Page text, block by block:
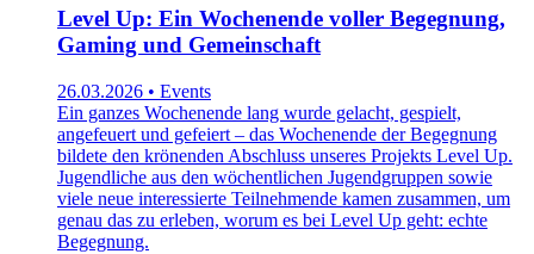
Level Up: Ein Wochenende voller Begegnung,
Gaming und Gemeinschaft
26.03.2026 • Events
Ein ganzes Wochenende lang wurde gelacht, gespielt,
angefeuert und gefeiert – das Wochenende der Begegnung
bildete den krönenden Abschluss unseres Projekts Level Up.
Jugendliche aus den wöchentlichen Jugendgruppen sowie
viele neue interessierte Teilnehmende kamen zusammen, um
genau das zu erleben, worum es bei Level Up geht: echte
Begegnung.